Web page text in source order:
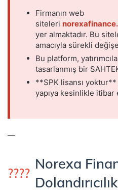
Firmanın web
siteleri
yer almaktadır. Bu
amacıyla sürekli
Bu platform,
tasarlanmış bir
**SPK lisansı
yapıya kesinlikle itibar
—
????
Norexa